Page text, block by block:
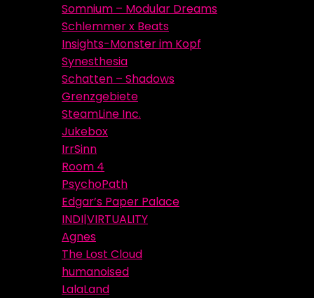
Somnium – Modular Dreams
Schlemmer x Beats
Insights-Monster im Kopf
Synesthesia
Schatten – Shadows
Grenzgebiete
SteamLine Inc.
Jukebox
IrrSinn
Room 4
PsychoPath
Edgar’s Paper Palace
INDI|VIRTUALITY
Agnes
The Lost Cloud
humanoised
LalaLand